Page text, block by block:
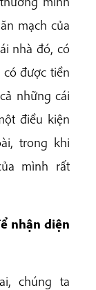
mạch của
nhà đó, có
được tiền
những cái
điều kiện
trong khi
mình rất
nhận diện
chúng ta